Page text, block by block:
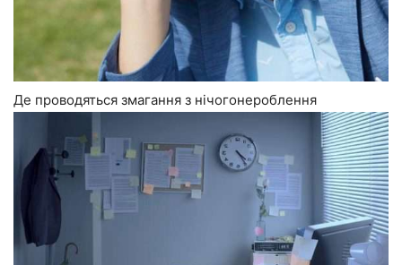
Де проводяться змагання з нічогонероблення